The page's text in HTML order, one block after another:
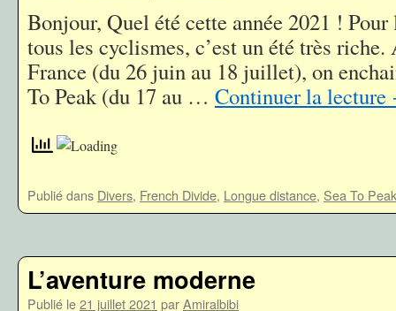
Bonjour, Quel été cette année 2021 ! Pour
tous les cyclismes, c’est un été très riche.
France (du 26 juin au 18 juillet), on
To Peak (du 17 au … Continuer la lecture
Publié dans Divers, French Divide, Longue distance, Sea To Peak
L’aventure moderne
Publié le21 juillet 2021 parAmiralbibi